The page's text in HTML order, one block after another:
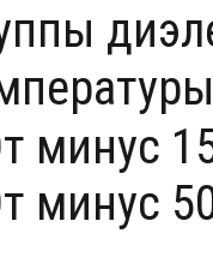
минус
минус